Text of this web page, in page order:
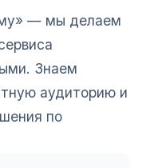
— мы делаем
Знаем
аудиторию и
по